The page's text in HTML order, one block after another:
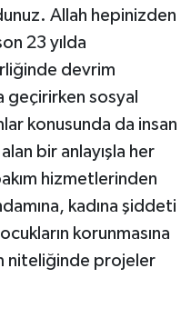
Allah hepinizden
23 yılda
devrim
geçirirken sosyal
konusunda da insan
bir anlayışla her
hizmetlerinden
kadına şiddeti
korunmasına
niteliğinde projeler